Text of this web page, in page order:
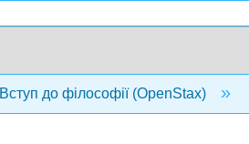
Вступ до філософії (OpenStax)